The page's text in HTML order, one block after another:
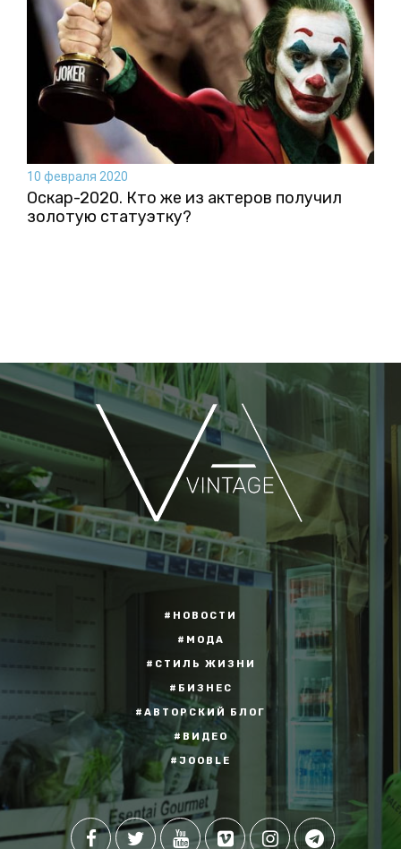
10 февраля 2020
Оскар-2020. Кто же из актеров получил
золотую статуэтку?
#НОВОСТИ
#МОДА
#СТИЛЬ ЖИЗНИ
#БИЗНЕС
#АВТОРСКИЙ БЛОГ
#ВИДЕО
#JOOBLE